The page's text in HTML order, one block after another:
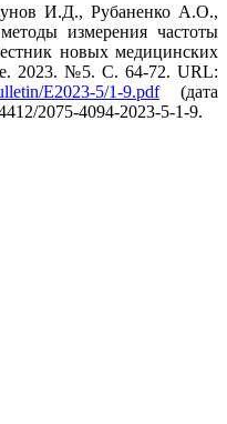
И.Д., Рубаненко А.О.,
измерения частоты
новых медицинских
2023. №5. C. 64-72. URL:
E2023-5/1-9.pdf(дата
2075-4094-2023-5-1-9.